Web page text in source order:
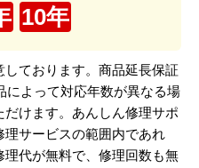
10年
ております。商品延長保証
によって対応年数が異なる場
けます。あんしん修理サポ
サービスの範囲内であれ
代が無料で、修理回数も無